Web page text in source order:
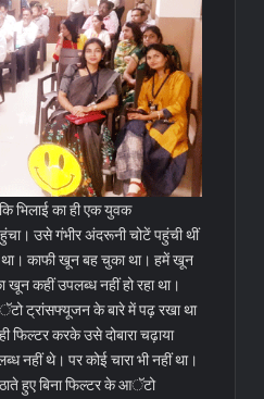
भिलाई का ही एक युवक
उसे गंभीर अंदरूनी चोटें पहुंची थीं
था। काफी खून बह चुका था। हमें खून
कहीं उपलब्ध नहीं हो रहा था।
ट्रांसफ्यूजन के बारे में पढ़ रखा था
करके उसे दोबारा चढ़ाया
नहीं थे। पर कोई चारा भी नहीं था।
हुए बिना फिल्टर के आॅटो